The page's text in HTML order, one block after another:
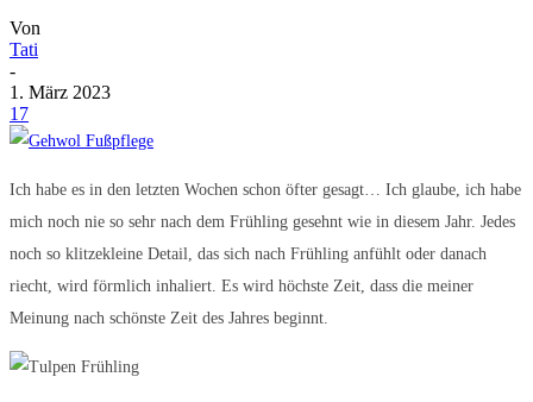
Von
Tati
-
1. März 2023
17
Ich habe es in den letzten Wochen schon öfter gesagt… Ich glaube, ich habe
mich noch nie so sehr nach dem Frühling gesehnt wie in diesem Jahr. Jedes
noch so klitzekleine Detail, das sich nach Frühling anfühlt oder danach
riecht, wird förmlich inhaliert. Es wird höchste Zeit, dass die meiner
Meinung nach schönste Zeit des Jahres beginnt.